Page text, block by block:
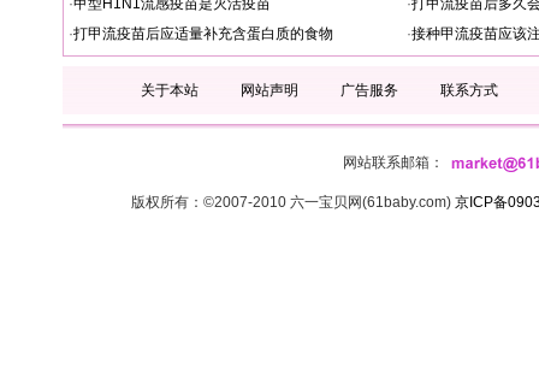
·甲型H1N1流感疫苗是灭活疫苗 ·打甲流疫苗后多久
·打甲流疫苗后应适量补充含蛋白质的食物 ·接种甲流疫苗应该
关于本站 网站声明 广告服务 联系方式
网站联系邮箱：
版权所有：©2007-2010 六一宝贝网(61baby.com) 京ICP备